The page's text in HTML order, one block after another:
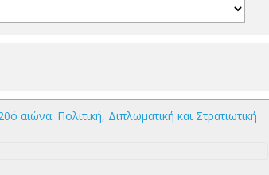
Πολιτική, Διπλωματική και Στρατιωτική